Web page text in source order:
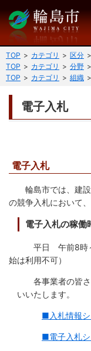
小
黒
g
h
繁
文
届出・登録・証明
税
住宅・インフラ
消費生活
移住・定住
税
TOP カテゴリ 区分
TOP
カテゴリ 分野
TOP
カテゴリ 組織
電子入札
電子入札
輪島市では、建設
の競争入札において
電子入札の稼働
平日 午前8時～
始は利用不可）
各事業者の皆さ
いいたします。
■入札情報
■電子入札